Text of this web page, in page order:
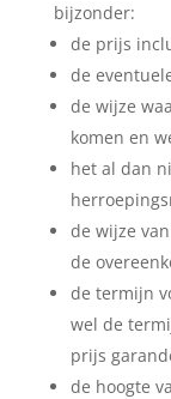
bijzonder:
de prijs
de
de wijze
komen en
het al dan
de wijze
de
de termijn
wel de
prijs
de hoogte